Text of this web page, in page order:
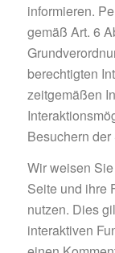
informieren.
gemäß Art. 6
berechtigten
zeitgemäßen
Besuchern
Wir weisen
Seite und ihre
nutzen. Dies
interaktiven